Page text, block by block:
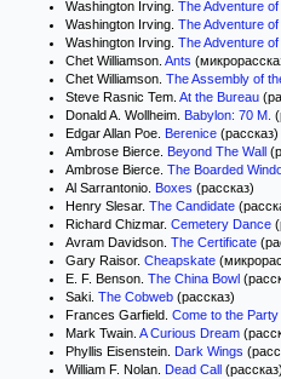
Washington Irving. The Adventure
Washington Irving. The Adventure
Washington Irving. The Adventure
Chet Williamson. Ants
Chet Williamson. The Assembly of
Steve Rasnic Tem. At the Bureau
Donald A. Wollheim. Babylon: 70 M.
Edgar Allan Poe. Berenice (рассказ)
Ambrose Bierce. Beyond The Wall
Ambrose Bierce. The Boarded
Al Sarrantonio. Boxes (рассказ)
Henry Slesar. The Candidate
Richard Chizmar. Cemetery Dance
Avram Davidson. The Certificate
Gary Raisor. Cheapskate
E. F. Benson. The China Bowl
Saki. The Cobweb (рассказ)
Frances Garfield. Come to the Party
Mark Twain. A Curious Dream
Phyllis Eisenstein. Dark Wings
William F. Nolan. Dead Call (рассказ)